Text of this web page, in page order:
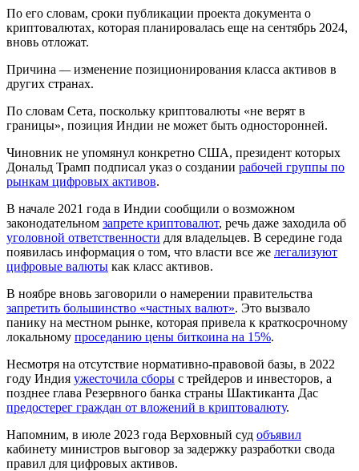
По его словам, сроки публикации проекта документа о
криптовалютах, которая планировалась еще на сентябрь 2024,
вновь отложат.
Причина —изменение позиционирования класса активов в
других странах.
По словам Сета, поскольку криптовалюты «не верят в
границы», позиция Индии не может быть односторонней.
Чиновник не упомянул конкретно США, президент которых
Дональд Трамп подписал указ о создании рабочей группы по
рынкам цифровых активов.
В начале 2021 года в Индии сообщили о возможном
законодательном запрете криптовалют, речь даже заходила об
уголовной ответственности для владельцев. В середине года
появилась информация о том, что власти все же легализуют
цифровые валюты как класс активов.
В ноябре вновь заговорили о намерении правительства
запретить большинство «частных валют». Это вызвало
панику на местном рынке, которая привела к краткосрочному
локальному проседанию цены биткоина на 15%.
Несмотря на отсутствие нормативно-правовой базы, в 2022
году Индия ужесточила сборы с трейдеров и инвесторов, а
позднее глава Резервного банка страны Шактиканта Дас
предостерег граждан от вложений в криптовалюту.
Напомним, в июле 2023 года Верховный суд объявил
кабинету министров выговор за задержку разработки свода
правил для цифровых активов.